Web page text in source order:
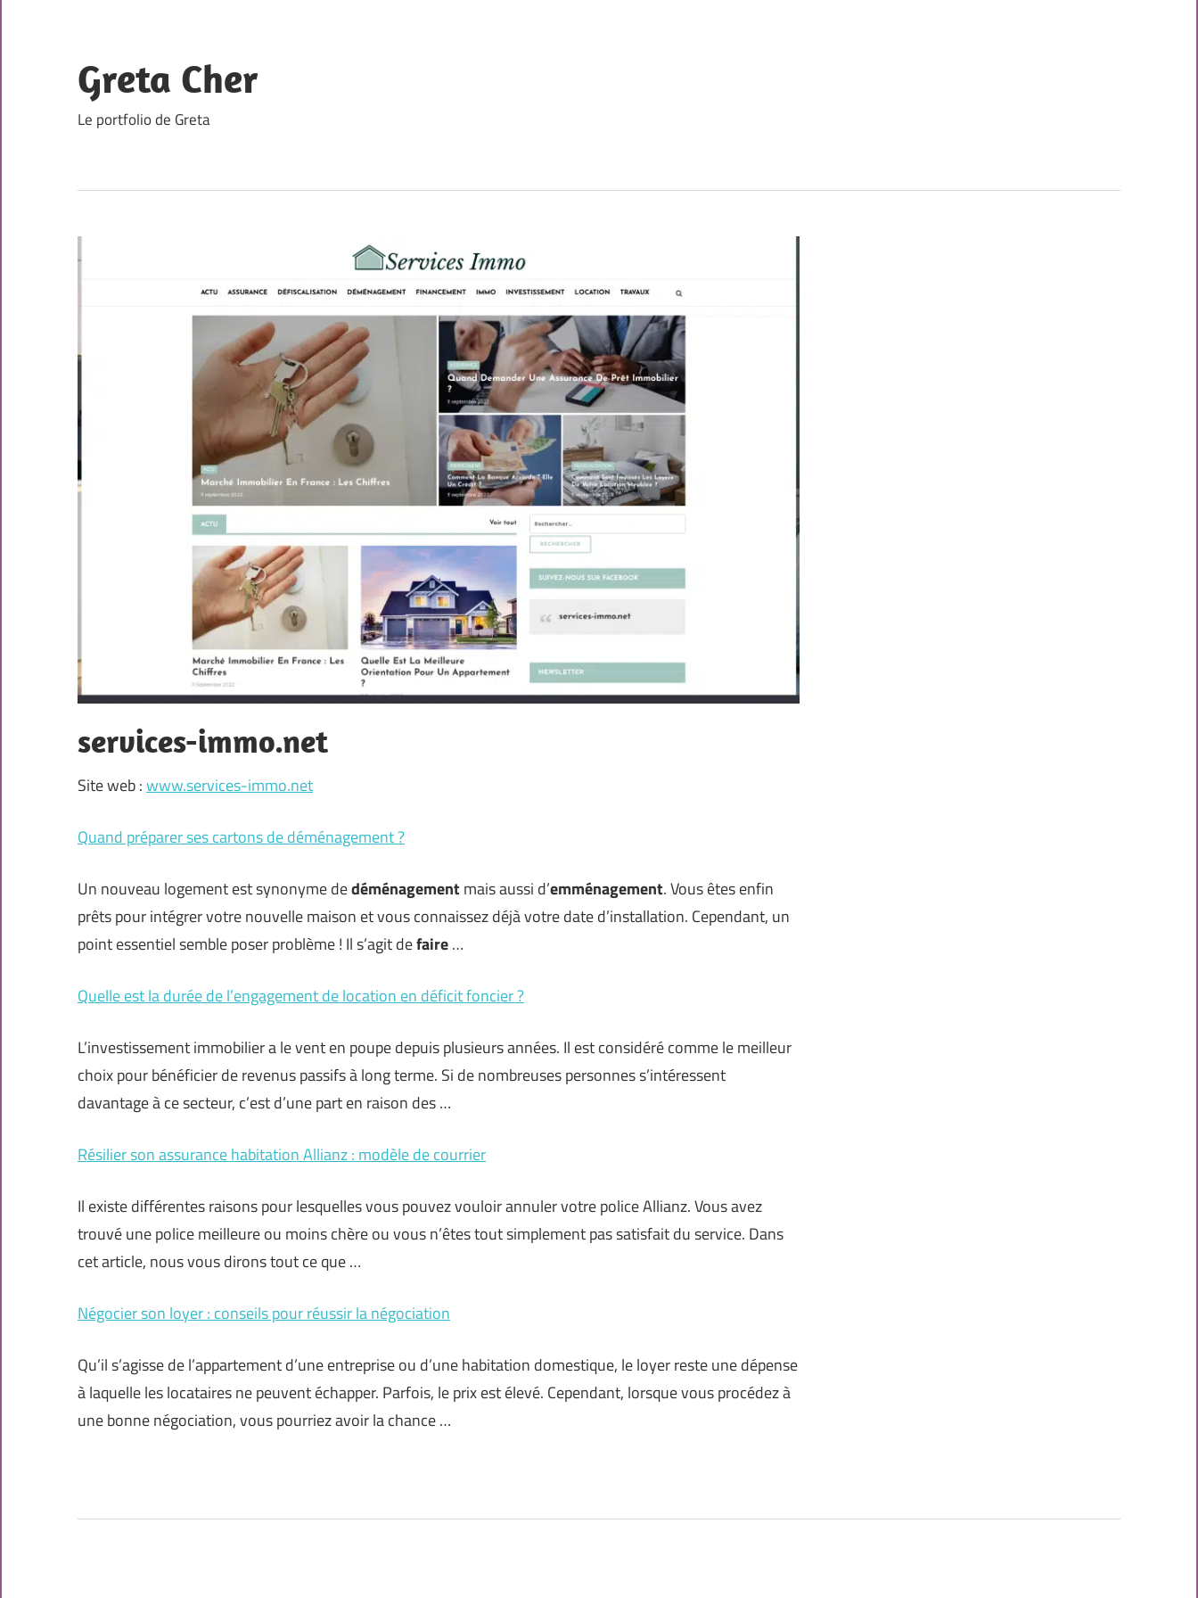
content
Greta Cher
Le portfolio de Greta
services-immo.net
Site web :www.services-immo.net
Quand préparer ses cartons de déménagement ?
Un nouveau logement est synonyme dedéménagement mais aussi d’emménagement. Vous êtes enfin
prêts pour intégrer votre nouvelle maison et vous connaissez déjà votre date d’installation. Cependant, un
point essentiel semble poser problème ! Il s’agit defaire…
Quelle est la durée de l’engagement de location en déficit foncier ?
L’investissement immobilier a le vent en poupe depuis plusieurs années. Il est considéré comme le meilleur
choix pour bénéficier de revenus passifs à long terme. Si de nombreuses personnes s’intéressent
davantage à ce secteur, c’est d’une part en raison des …
Résilier son assurance habitation Allianz : modèle de courrier
Il existe différentes raisons pour lesquelles vous pouvez vouloir annuler votre police Allianz. Vous avez
trouvé une police meilleure ou moins chère ou vous n’êtes tout simplement pas satisfait du service. Dans
cet article, nous vous dirons tout ce que …
Négocier son loyer : conseils pour réussir la négociation
Qu’il s’agisse de l’appartement d’une entreprise ou d’une habitation domestique, le loyer reste une dépense
à laquelle les locataires ne peuvent échapper. Parfois, le prix est élevé. Cependant, lorsque vous procédez à
une bonne négociation, vous pourriez avoir la chance …